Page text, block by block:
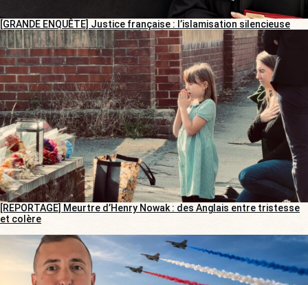
[GRANDE ENQUÊTE] Justice française : l’islamisation silencieuse
[REPORTAGE] Meurtre d’Henry Nowak : des Anglais entre tristesse
et colère